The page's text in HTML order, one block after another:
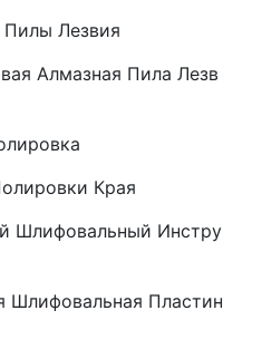
Лезвия
Алмазная Пила Лезв
Края
Шлифовальный Инстру
Шлифовальная Пластин